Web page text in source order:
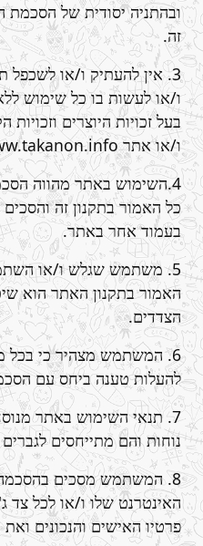
ובהתניה יסודית של
זה.
3. אין להעתיק ו/או לשכפל
ו/או לעשות בו כל שימוש
בעל זכויות היוצרים וזכויות
ו/או אתר www.takanon.info
4.השימוש באתר מהווה
כל האמור בתקנון זה
בעמוד אחר באתר.
5. משתמש שגלש ו/או
האמור בתקנון האתר הוא
הצדדים.
6. המשתמש מצהיר כי בכל
להעלות טענה ביחס עם
7. תנאי השימוש באתר
נוחות והם מתייחסים
8. המשתמש מסכים בהסכמה
האינטרנט שלו ו/או לכל צד
פרטיו האישים והנכונים